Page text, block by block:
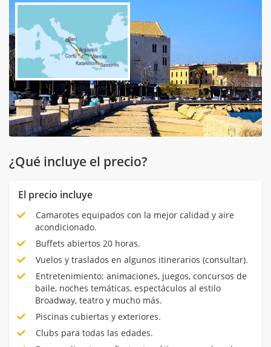
¿Qué incluye el precio?
El precio incluye
Camarotes equipados con la mejor calidad y aire
acondicionado.
Buffets abiertos 20 horas.
Vuelos y traslados en algunos itinerarios (consultar).
Entretenimiento: animaciones, juegos, concursos de
baile, noches temáticas, espectáculos al estilo
Broadway, teatro y mucho más.
Piscinas cubiertas y exteriores.
Clubs para todas las edades.